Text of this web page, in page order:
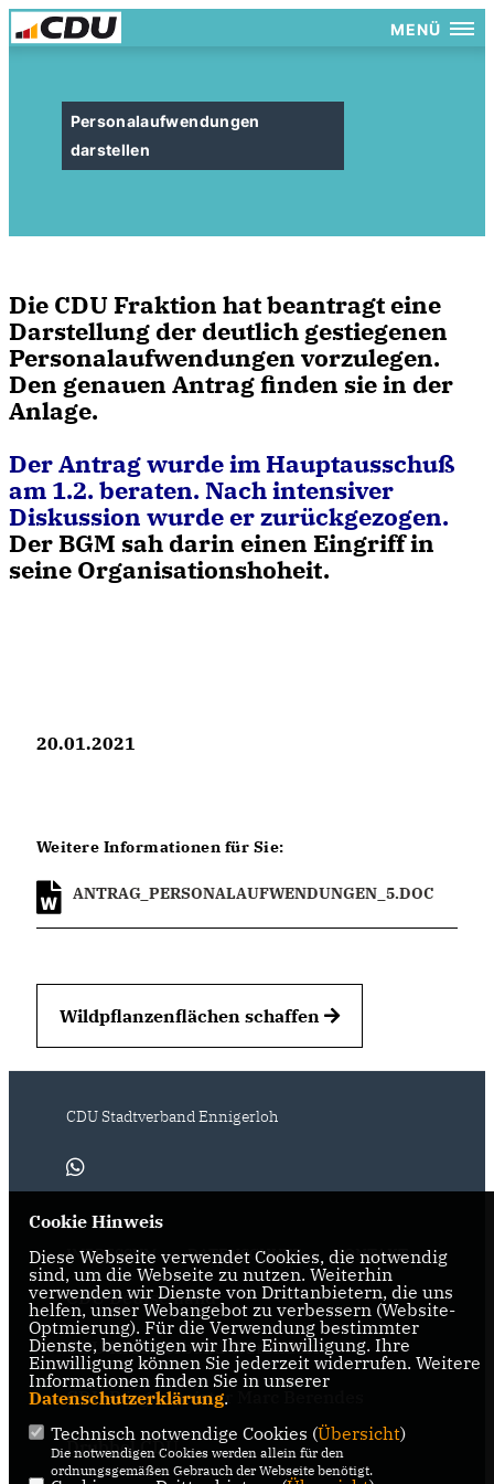
MENÜ
Personalaufwendungen
darstellen
Die CDU Fraktion hat beantragt eine
Darstellung der deutlich gestiegenen
Personalaufwendungen vorzulegen.
Den genauen Antrag finden sie in der
Anlage.
Der Antrag wurde im Hauptausschuß
am 1.2. beraten. Nach intensiver
Diskussion wurde er zurückgezogen.
Der BGM sah darin einen Eingriff in
seine Organisationshoheit.
20.01.2021
Weitere Informationen für Sie:
ANTRAG_PERSONALAUFWENDUNGEN_5.DOC
Wildpflanzenflächen schaffen
CDU Stadtverband Ennigerloh
IMPRESSUM DATENSCHUTZ KONTAKT
CDU Deutschland
CDU Kreisverband Warendorf-
Beckum
CDU Bürgermeister Marc Berendes
Drubbel CDU
Cookie Hinweis
Diese Webseite verwendet Cookies, die notwendig
sind, um die Webseite zu nutzen. Weiterhin
verwenden wir Dienste von Drittanbietern, die uns
helfen, unser Webangebot zu verbessern (Website-
Optmierung). Für die Verwendung bestimmter
Dienste, benötigen wir Ihre Einwilligung. Ihre
Einwilligung können Sie jederzeit widerrufen. Weitere
Informationen finden Sie in unserer
Datenschutzerklärung.
Technisch notwendige Cookies (Übersicht)
Die notwendigen Cookies werden allein für den
ordnungsgemäßen Gebrauch der Webseite benötigt.